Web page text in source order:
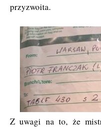
przyzwoita.
Z uwagi na to, że